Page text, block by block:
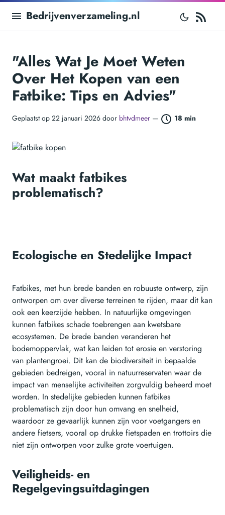
Bedrijvenverzameling.nl
"Alles Wat Je Moet Weten
Over Het Kopen van een
Fatbike: Tips en Advies"
Geplaatst op 22 januari 2026 door bhtvdmeer — 18 min
Wat maakt fatbikes
problematisch?
Ecologische en Stedelijke Impact
Fatbikes, met hun brede banden en robuuste ontwerp, zijn
ontworpen om over diverse terreinen te rijden, maar dit kan
ook een keerzijde hebben. In natuurlijke omgevingen
kunnen fatbikes schade toebrengen aan kwetsbare
ecosystemen. De brede banden veranderen het
bodemoppervlak, wat kan leiden tot erosie en verstoring
van plantengroei. Dit kan de biodiversiteit in bepaalde
gebieden bedreigen, vooral in natuurreservaten waar de
impact van menselijke activiteiten zorgvuldig beheerd moet
worden. In stedelijke gebieden kunnen fatbikes
problematisch zijn door hun omvang en snelheid,
waardoor ze gevaarlijk kunnen zijn voor voetgangers en
andere fietsers, vooral op drukke fietspaden en trottoirs die
niet zijn ontworpen voor zulke grote voertuigen.
Veiligheids- en
Regelgevingsuitdagingen